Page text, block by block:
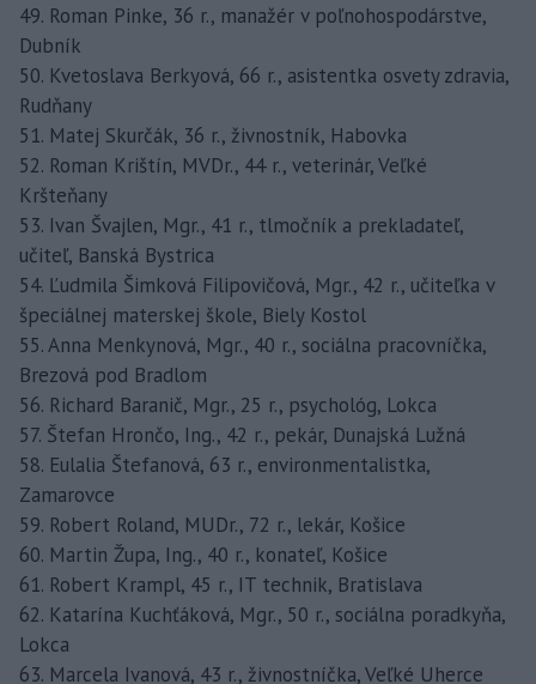
49. Roman Pinke, 36 r., manažér v poľnohospodárstve,
Dubník
50. Kvetoslava Berkyová, 66 r., asistentka osvety zdravia,
Rudňany
51. Matej Skurčák, 36 r., živnostník, Habovka
52. Roman Krištín, MVDr., 44 r., veterinár, Veľké
Kršteňany
53. Ivan Švajlen, Mgr., 41 r., tlmočník a prekladateľ,
učiteľ, Banská Bystrica
54. Ľudmila Šimková Filipovičová, Mgr., 42 r., učiteľka v
špeciálnej materskej škole, Biely Kostol
55. Anna Menkynová, Mgr., 40 r., sociálna pracovníčka,
Brezová pod Bradlom
56. Richard Baranič, Mgr., 25 r., psychológ, Lokca
57. Štefan Hrončo, Ing., 42 r., pekár, Dunajská Lužná
58. Eulalia Štefanová, 63 r., environmentalistka,
Zamarovce
59. Robert Roland, MUDr., 72 r., lekár, Košice
60. Martin Župa, Ing., 40 r., konateľ, Košice
61. Robert Krampl, 45 r., IT technik, Bratislava
62. Katarína Kuchťáková, Mgr., 50 r., sociálna poradkyňa,
Lokca
63. Marcela Ivanová, 43 r., živnostníčka, Veľké Uherce